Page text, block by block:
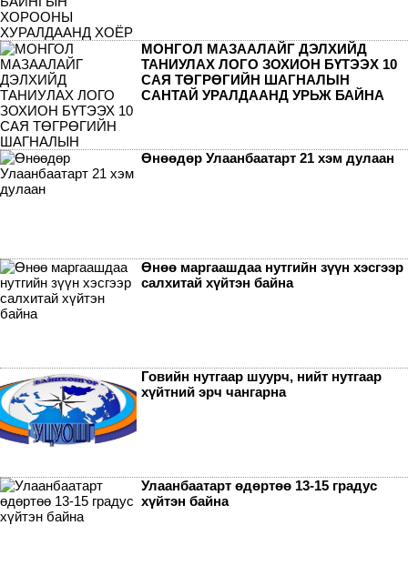
МОНГОЛ МАЗААЛАЙГ ДЭЛХИЙД
ТАНИУЛАХ ЛОГО ЗОХИОН БҮТЭЭХ 10
САЯ ТӨГРӨГИЙН ШАГНАЛЫН
САНТАЙ УРАЛДААНД УРЬЖ БАЙНА
Өнөөдөр Улаанбаатарт 21 хэм дулаан
Өнөө маргаашдаа нутгийн зүүн хэсгээр
салхитай хүйтэн байна
Говийн нутгаар шуурч, нийт нутгаар
хүйтний эрч чангарна
Улаанбаатарт өдөртөө 13-15 градус
хүйтэн байна